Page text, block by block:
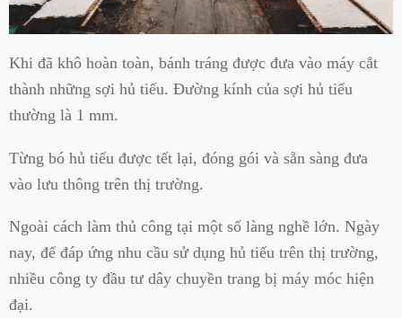
Khi đã khô hoàn toàn, bánh tráng được đưa vào máy cắt
thành những sợi hủ tiếu. Đường kính của sợi hủ tiếu
thường là 1 mm.
Từng bó hủ tiếu được tết lại, đóng gói và sẵn sàng đưa
vào lưu thông trên thị trường.
Ngoài cách làm thủ công tại một số làng nghề lớn. Ngày
nay, để đáp ứng nhu cầu sử dụng hủ tiếu trên thị trường,
nhiều công ty đầu tư dây chuyền trang bị máy móc hiện
đại.